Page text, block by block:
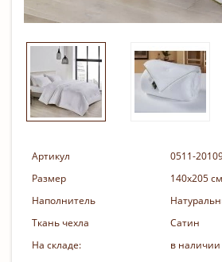
Артикул
0511-
Размер
140х205 см
Наполнитель
Ткань чехла
Сатин
На складе:
в наличии